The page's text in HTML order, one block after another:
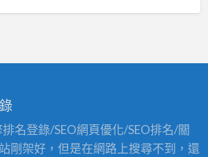
名登錄/SEO網頁優化/SEO排名/關
剛架好，但是在網路上搜尋不到，還